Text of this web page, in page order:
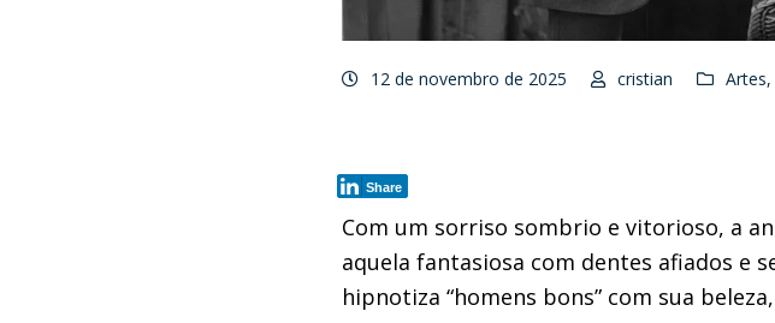
12 de novembro de 2025 cristian Artes,
Share
Com um sorriso sombrio e vitorioso, a
aquela fantasiosa com dentes afiados e
hipnotiza “homens bons” com sua